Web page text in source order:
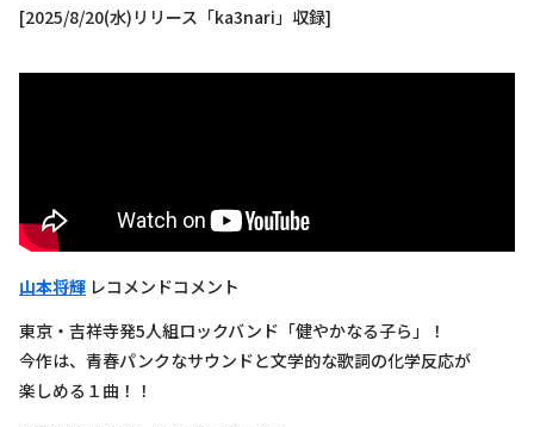
[2025/8/20(水)リリース「ka3nari」収録]
山本将輝 レコメンドコメント
東京・吉祥寺発5人組ロックバンド「健やかなる子ら」！
今作は、青春パンクなサウンドと文学的な歌詞の化学反応が
楽しめる１曲！！